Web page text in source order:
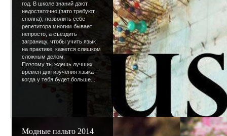
год. В школе знаний дают
недостаточно (зато требуют
сполна), позволить себе
репетитора многим бывает
непросто, а съездить
заграницу, чтобы учить язык
на практике, кажется слишком
сложным делом.
Поэтому ты ждешь лучших
времен для изучения языка –
когда у тебя будет больше...
Модные пальто 2014